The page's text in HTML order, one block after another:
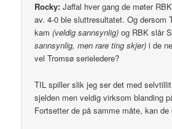
Rocky: Jaffal hver gang de møter
av. 4-0 ble sluttresultatet. Og dersom
kam(veldig sannsynlig) og RBK slår
sannsynlig, men rare ting skjer) i de
vel Tromsø serieledere?
TIL spiller slik jeg ser det med
sjelden men veldig virksom blanding
Fortsetter de på samme måte, kan de